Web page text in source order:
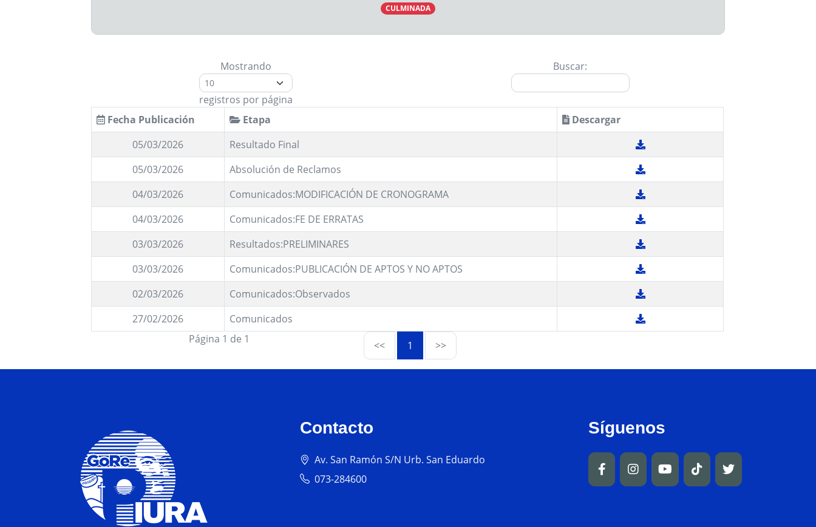
CULMINADA
Mostrando
registros por página
Buscar:
Fecha Publicación Etapa
Descargar
05/03/2026
Resultado Final
05/03/2026
Absolución de Reclamos
04/03/2026
Comunicados:MODIFICACIÓN DE CRONOGRAMA
04/03/2026
Comunicados:FE DE ERRATAS
03/03/2026
Resultados:PRELIMINARES
03/03/2026
Comunicados:PUBLICACIÓN DE APTOS Y NO APTOS
02/03/2026
Comunicados:Observados
27/02/2026
Comunicados
Página 1 de 1
<< 1 >>
Contacto
Av. San Ramón S/N Urb. San Eduardo
073-284600
Síguenos